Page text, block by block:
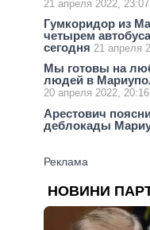
21 апреля 2022, 23:07
Гумкоридор из
четырем
сегодня 21 апреля
Мы готовы на
людей в
20 апреля 2022, 20:16
Арестович
деблокады